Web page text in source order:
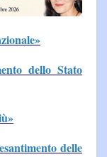
dello Stato
delle